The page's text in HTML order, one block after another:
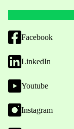
Facebook
LinkedIn
Youtube
Instagram